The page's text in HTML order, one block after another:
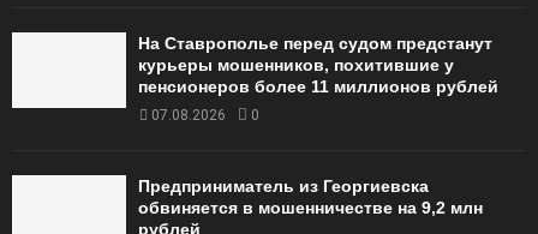
На Ставрополье перед судом предстанут
курьеры мошенников, похитившие у
пенсионеров более 11 миллионов рублей
07.08.2026 0
Предприниматель из Георгиевска
обвиняется в мошенничестве на 9,2 млн
рублей